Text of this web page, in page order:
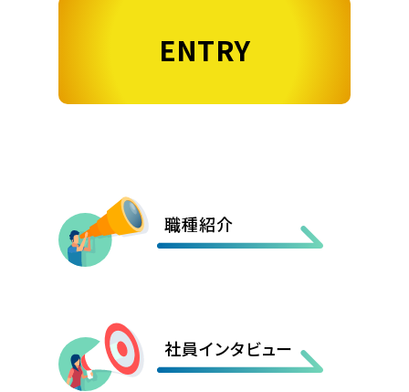
ENTRY
職種紹介
社員インタビュー